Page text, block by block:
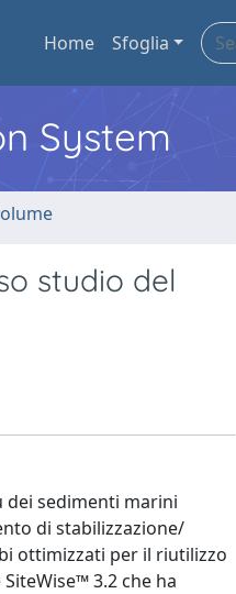
Home Sfoglia
System
studio del
dei sedimenti marini
di stabilizzazione/
ottimizzati per il riutilizzo
3.2 che ha